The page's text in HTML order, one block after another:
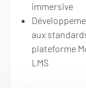
immersive
aux
plateforme
LMS